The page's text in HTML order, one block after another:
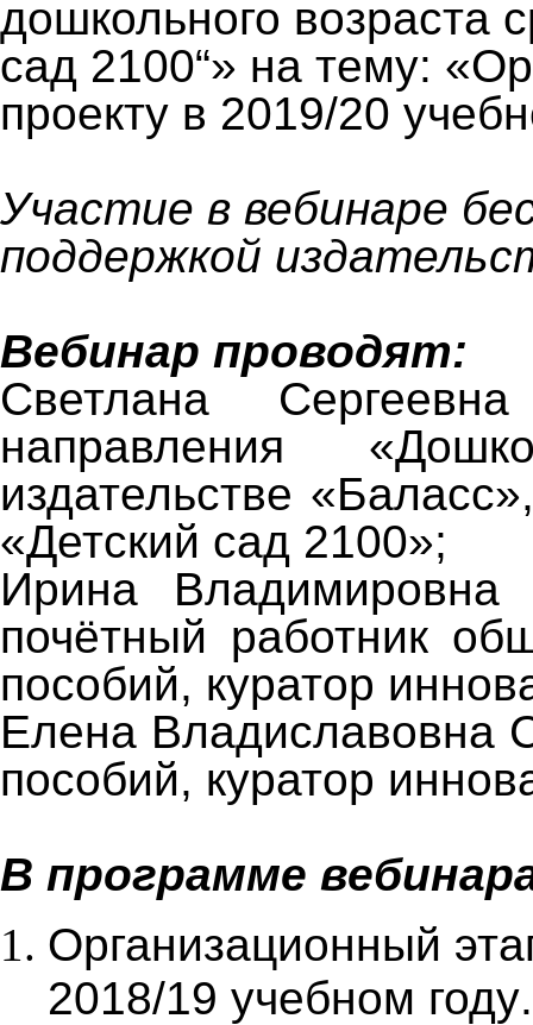
дошкольного возраста
сад 2100“» на тему:
проекту в 2019/20
Участие в вебинаре
поддержкой
Вебинар проводят:
Светлана
направления
издательстве
«Детский сад 2100»;
Ирина
почётный работник
пособий, куратор
Елена Владиславовна
пособий, куратор
В программе
Организационный
2018/19 учебном году.